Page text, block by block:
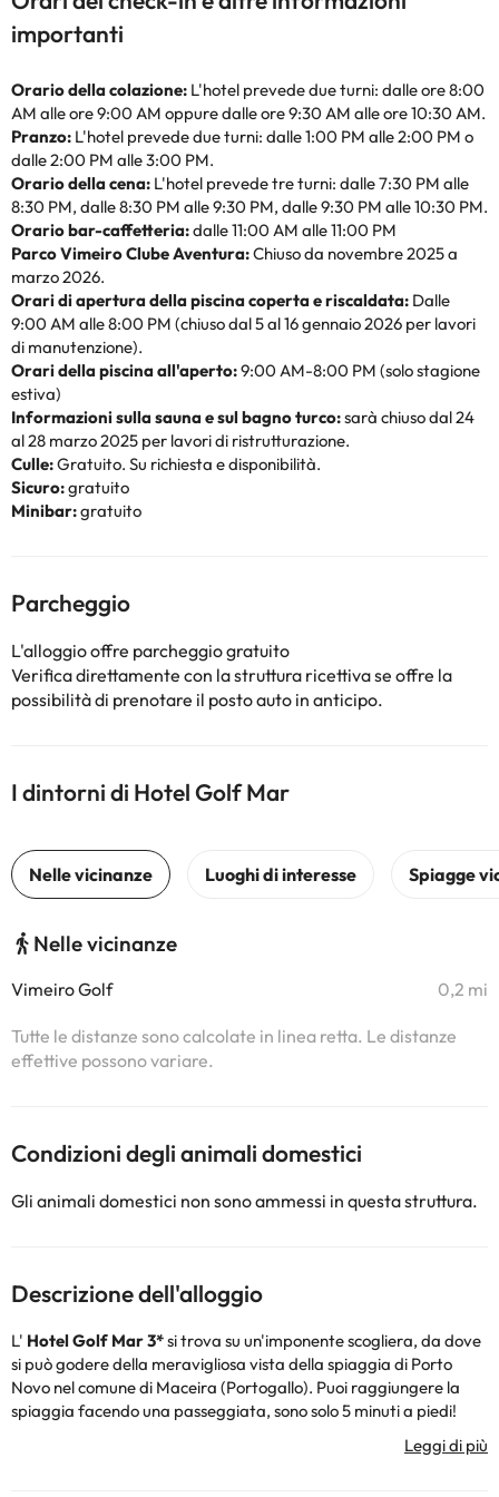
importanti
Orario della colazione: L'hotel prevede due turni: dalle ore 8:00
AM alle ore 9:00 AM oppure dalle ore 9:30 AM alle ore 10:30 AM.
Pranzo: L'hotel prevede due turni: dalle 1:00 PM alle 2:00 PM o
dalle 2:00 PM alle 3:00 PM.
Orario della cena: L'hotel prevede tre turni: dalle 7:30 PM alle
8:30 PM, dalle 8:30 PM alle 9:30 PM, dalle 9:30 PM alle 10:30 PM.
Orario bar-caffetteria:dalle 11:00 AM alle 11:00 PM
Parco Vimeiro Clube Aventura:Chiuso da novembre 2025 a
marzo 2026.
Orari di apertura della piscina coperta e riscaldata: Dalle
9:00 AM alle 8:00 PM (chiuso dal 5 al 16 gennaio 2026 per lavori
di manutenzione).
Orari della piscina all'aperto:9:00 AM-8:00 PM (solo stagione
estiva)
Informazioni sulla sauna e sul bagno turco:sarà chiuso dal 24
al 28 marzo 2025 per lavori di ristrutturazione.
Culle:Gratuito. Su richiesta e disponibilità.
Sicuro:gratuito
Minibar:gratuito
Parcheggio
L'alloggio offre parcheggio gratuito
Verifica direttamente con la struttura ricettiva se offre la
possibilità di prenotare il posto auto in anticipo.
I dintorni di Hotel Golf Mar
Nelle vicinanze
Vimeiro Golf 0,2 mi
Tutte le distanze sono calcolate in linea retta. Le distanze
effettive possono variare.
Condizioni degli animali domestici
Gli animali domestici non sono ammessi in questa struttura.
Descrizione dell'alloggio
L' Hotel Golf Mar 3*si trova su un'imponente scogliera, da dove
si può godere della meravigliosa vista della spiaggia di Porto
Novo nel comune di Maceira (Portogallo). Puoi raggiungere la
spiaggia facendo una passeggiata, sono solo 5 minuti a piedi!
L'hotel dispone di reception aperta 24 ore su 24, bar-ristorante,